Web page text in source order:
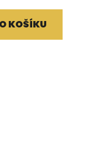
KOŠÍKU